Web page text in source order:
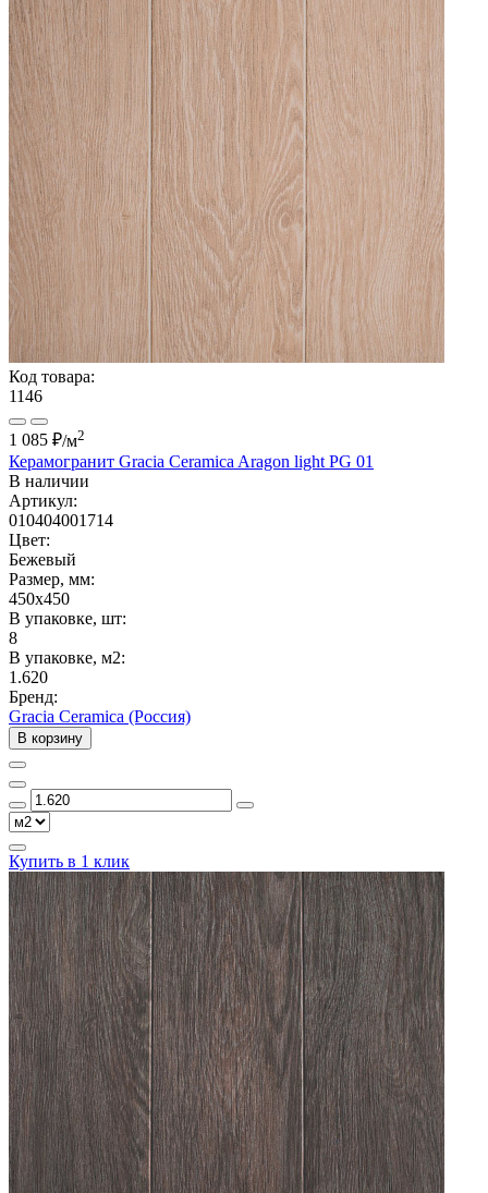
Код товара:
1146
1 085 ₽/м2
Керамогранит Gracia Ceramica Aragon light PG 01
В наличии
Артикул:
010404001714
Цвет:
Бежевый
Размер, мм:
450x450
В упаковке, шт:
8
В упаковке, м2:
1.620
Бренд:
Gracia Ceramica (Россия)
В корзину
Купить в 1 клик